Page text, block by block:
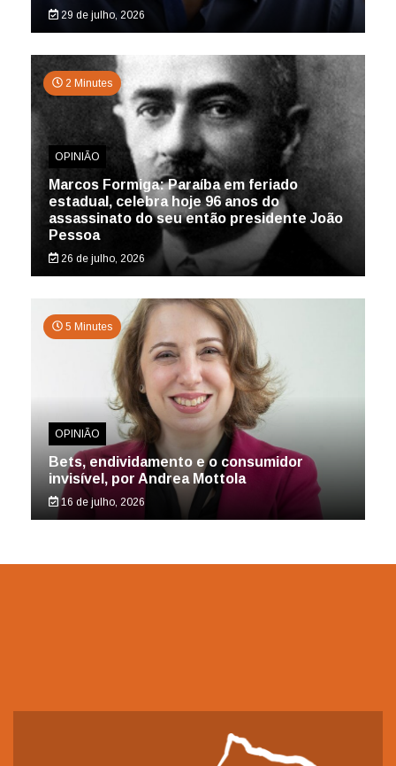
29 de julho, 2026
2 Minutes
OPINIÃO
Marcos Formiga: Paraíba em feriado
estadual, celebra hoje 96 anos do
assassinato do seu então presidente João
Pessoa
26 de julho, 2026
5 Minutes
OPINIÃO
Bets, endividamento e o consumidor
invisível, por Andrea Mottola
16 de julho, 2026